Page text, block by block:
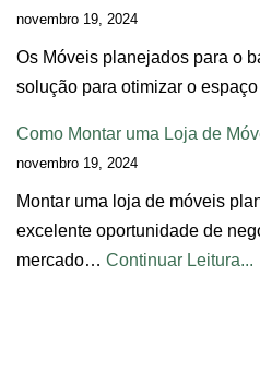
novembro 19, 2024
Os Móveis planejados para o
solução para otimizar o
Como Montar uma Loja de
novembro 19, 2024
Montar uma loja de móveis
excelente oportunidade de
mercado… Continuar Leitura...